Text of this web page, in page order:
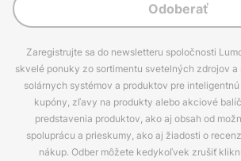
Odoberať
Zaregistrujte sa do newsletteru spoločnosti
skvelé ponuky zo sortimentu svetelných zdrojov
solárnych systémov a produktov pre
kupóny, zľavy na produkty alebo akciové
predstavenia produktov, ako aj obsah od
spoluprácu a prieskumy, ako aj žiadosti o
nákup. Odber môžete kedykoľvek zrušiť